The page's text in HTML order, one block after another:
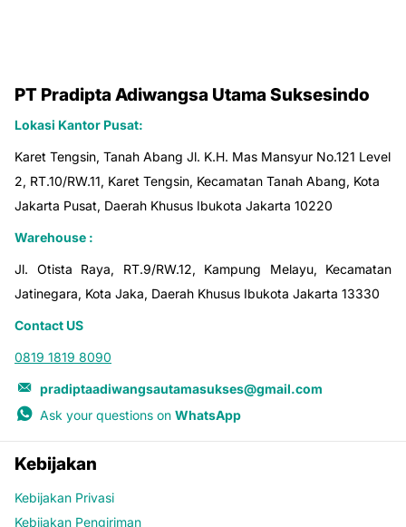
PT Pradipta Adiwangsa Utama Suksesindo
Lokasi Kantor Pusat:
Karet Tengsin, Tanah Abang Jl. K.H. Mas Mansyur No.121 Level
2, RT.10/RW.11, Karet Tengsin, Kecamatan Tanah Abang, Kota
Jakarta Pusat, Daerah Khusus Ibukota Jakarta 10220
Warehouse :
Jl. Otista Raya, RT.9/RW.12, Kampung Melayu, Kecamatan
Jatinegara, Kota Jaka, Daerah Khusus Ibukota Jakarta 13330
Contact US
0819 1819 8090
pradiptaadiwangsautamasukses@gmail.com
Ask your questions on WhatsApp
Kebijakan
Kebijakan Privasi
Kebijakan Pengiriman